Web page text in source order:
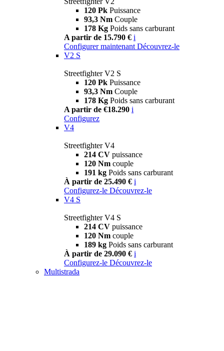
120 Pk Puissance
93,3 Nm Couple
178 Kg Poids sans carburant
A partir de 15.790 € i
Configurer maintenant Découvrez-le
V2 S
Streetfighter V2 S
120 Pk Puissance
93,3 Nm Couple
178 Kg Poids sans carburant
A partir de €18.290 i
Configurez
V4
Streetfighter V4
214 CV puissance
120 Nm couple
191 kg Poids sans carburant
À partir de 25.490 € i
Configurez-le Découvrez-le
V4 S
Streetfighter V4 S
214 CV puissance
120 Nm couple
189 kg Poids sans carburant
À partir de 29.090 € i
Configurez-le Découvrez-le
Multistrada